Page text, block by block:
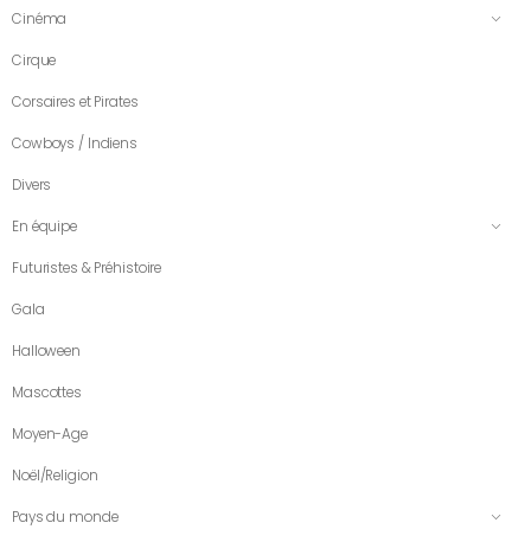
Cinéma
Cirque
Corsaires et Pirates
Cowboys / Indiens
Divers
En équipe
Futuristes & Préhistoire
Gala
Halloween
Mascottes
Moyen-Age
Noël/Religion
Pays du monde